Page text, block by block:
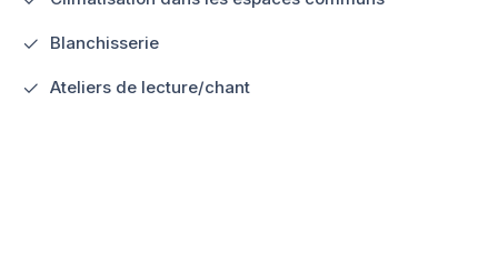
Blanchisserie
Ateliers de lecture/chant